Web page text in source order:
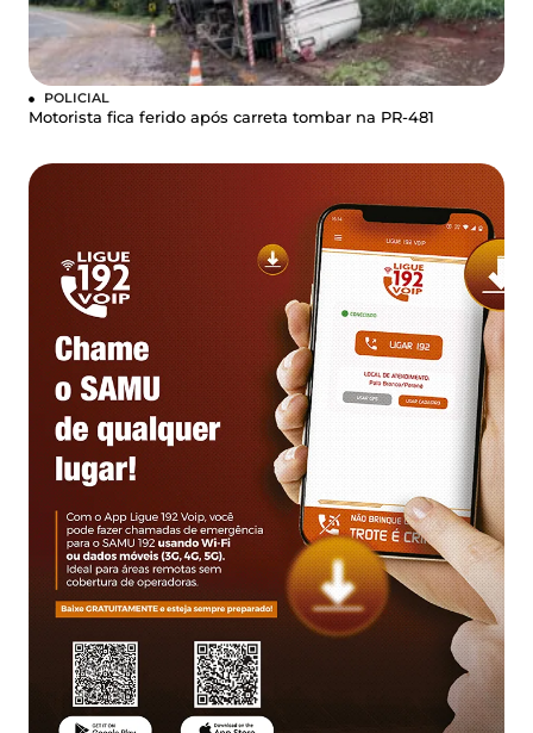
POLICIAL
Motorista fica ferido após carreta tombar na PR-481